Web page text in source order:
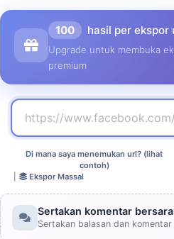
100 hasil per ekspor
Upgrade untuk membuka
premium
Di mana saya menemukan url? (lihat
contoh)
Ekspor Massal
Sertakan komentar
Sertakan balasan dan